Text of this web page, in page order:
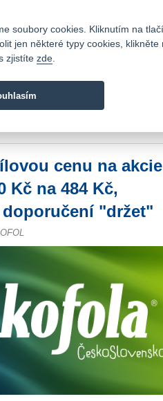
banka je moderní česká banka. Poskytuje
cenu na akcie
Kč na 484 Kč,
"držet"
soubory cookies. Kliknutím na
jen některé typy cookies,
zjistíte zde